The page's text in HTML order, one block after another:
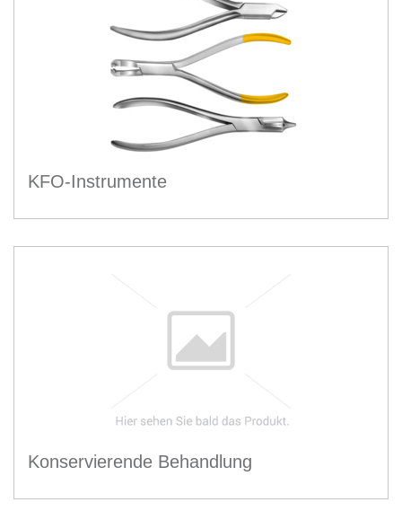
KFO-Instrumente
Konservierende Behandlung